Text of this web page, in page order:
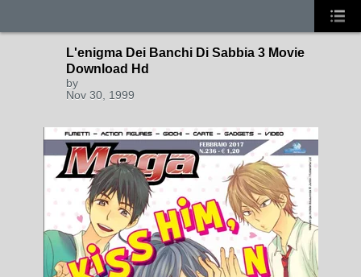
L'enigma Dei Banchi Di Sabbia 3 Movie
Download Hd
by
Nov 30, 1999